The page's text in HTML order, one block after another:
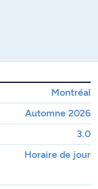
Montréal
Automne 2026
3.0
Horaire de jour